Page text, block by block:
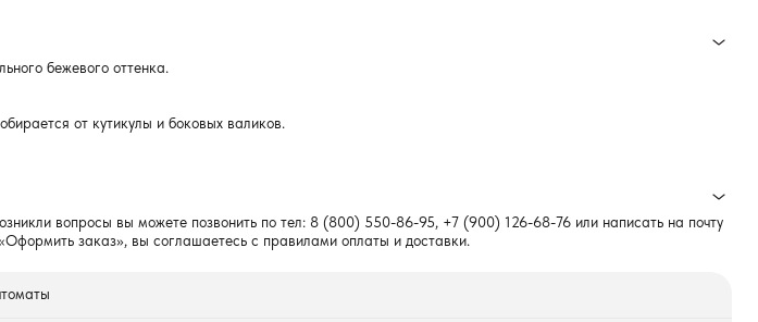
бежевого оттенка.
от кутикулы и боковых валиков.
вопросы вы можете позвонить по тел: 8 (800) 550-86-95, +7 (900) 126-68-76 или написать на почту
заказ», вы соглашаетесь с правилами оплаты и доставки.